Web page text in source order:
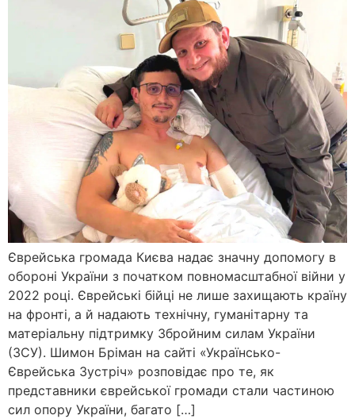
Єврейська громада Києва надає значну допомогу в
обороні України з початком повномасштабної війни у
​​2022 році. Єврейські бійці не лише захищають країну
на фронті, а й надають технічну, гуманітарну та
матеріальну підтримку Збройним силам України
(ЗСУ). Шимон Бріман на сайті «Українсько-
Єврейська Зустріч» розповідає про те, як
представники єврейської громади стали частиною
сил опору України, багато […]